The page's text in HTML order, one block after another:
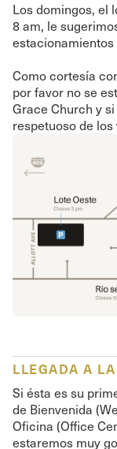
Los domingos, el
8 am, le
estacionamientos
Como cortesía
por favor no se
Grace Church y
respetuoso de
LLEGADA A
Si ésta es su
de Bienvenida
Oficina (Office
estaremos muy